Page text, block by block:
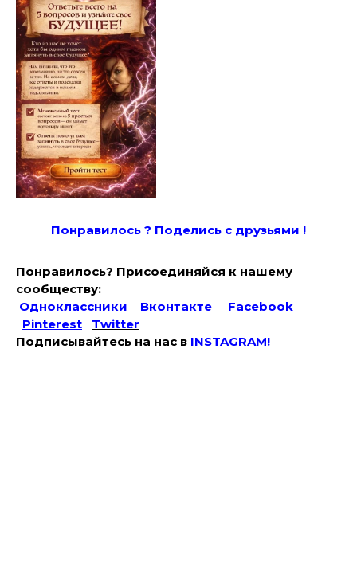
Понравилось ? Поделись с друзьями !
Понравилось? Присоединяйся к нашему
сообществу:
Одноклассники
Вконтакте
Facebook
Pinterest
Twitter
Подписывайтесь на наc в INSTAGRAM!